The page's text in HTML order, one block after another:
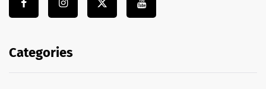
Categories